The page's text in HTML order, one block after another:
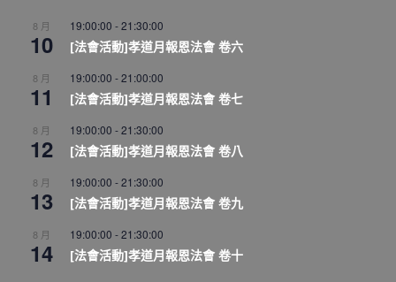
8 月
10
19:00:00 -21:30:00
[法會活動]孝道月報恩法會 卷六
8 月
11
19:00:00 -21:00:00
[法會活動]孝道月報恩法會 卷七
8 月
12
19:00:00 -21:30:00
[法會活動]孝道月報恩法會 卷八
8 月
13
19:00:00 -21:30:00
[法會活動]孝道月報恩法會 卷九
8 月
14
19:00:00 -21:30:00
[法會活動]孝道月報恩法會 卷十